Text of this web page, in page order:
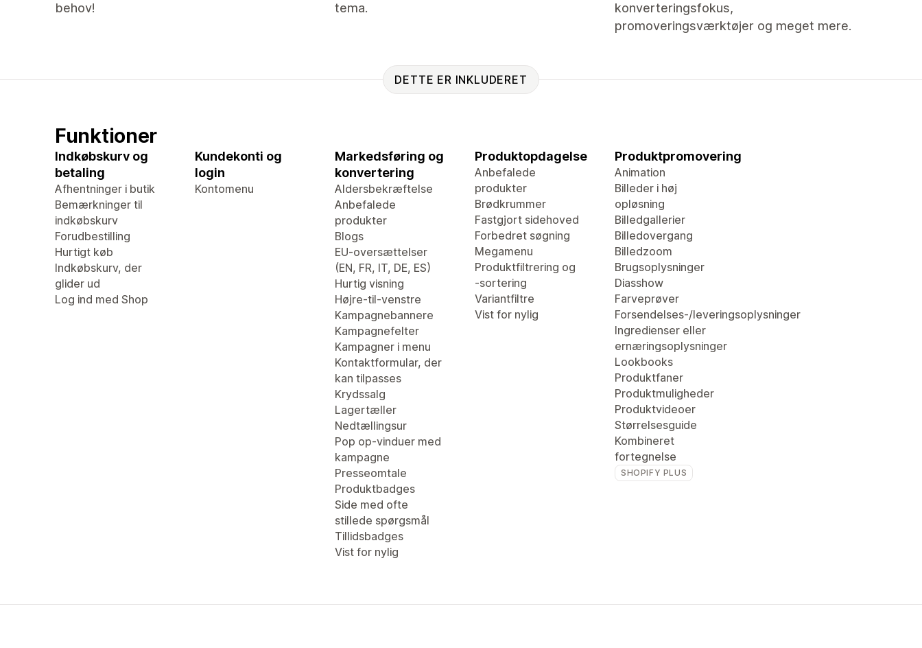
behov!
tema.
konverteringsfokus,
promoveringsværktøjer og meget mere.
DETTE ER INKLUDERET
Funktioner
Indkøbskurv og
betaling
Afhentninger i butik
Bemærkninger til
indkøbskurv
Forudbestilling
Hurtigt køb
Indkøbskurv, der
glider ud
Log ind med Shop
Kundekonti og
login
Kontomenu
Markedsføring og
konvertering
Aldersbekræftelse
Anbefalede
produkter
Blogs
EU-oversættelser
(EN, FR, IT, DE, ES)
Hurtig visning
Højre-til-venstre
Kampagnebannere
Kampagnefelter
Kampagner i menu
Kontaktformular, der
kan tilpasses
Krydssalg
Lagertæller
Nedtællingsur
Pop op-vinduer med
kampagne
Presseomtale
Produktbadges
Side med ofte
stillede spørgsmål
Tillidsbadges
Vist for nylig
Produktopdagelse
Anbefalede
produkter
Brødkrummer
Fastgjort sidehoved
Forbedret søgning
Megamenu
Produktfiltrering og
-sortering
Variantfiltre
Vist for nylig
Produktpromovering
Animation
Billeder i høj
opløsning
Billedgallerier
Billedovergang
Billedzoom
Brugsoplysninger
Diasshow
Farveprøver
Forsendelses-/leveringsoplysninger
Ingredienser eller
ernæringsoplysninger
Lookbooks
Produktfaner
Produktmuligheder
Produktvideoer
Størrelsesguide
Kombineret
fortegnelse
SHOPIFY PLUS